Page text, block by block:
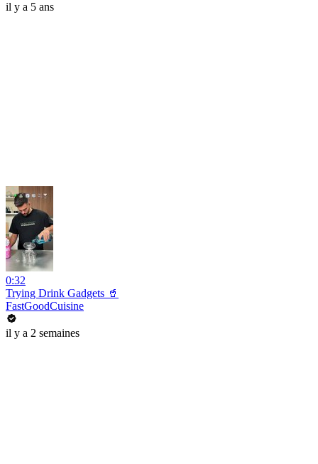
il y a 5 ans
0:32
Trying Drink Gadgets 🥤
FastGoodCuisine
il y a 2 semaines